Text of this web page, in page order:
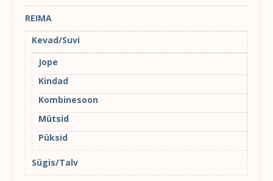
REIMA
Kevad/Suvi
Jope
Kindad
Kombinesoon
Mütsid
Püksid
Sügis/Talv